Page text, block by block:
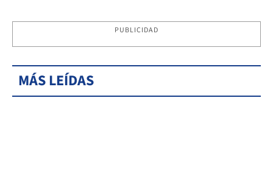
PUBLICIDAD
MÁS LEÍDAS